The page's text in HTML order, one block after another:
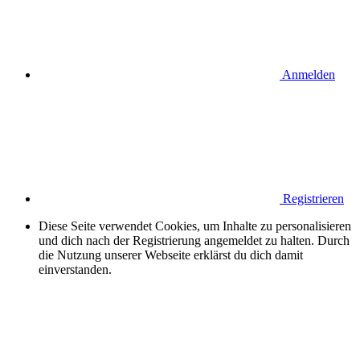
Anmelden
Registrieren
Diese Seite verwendet Cookies, um Inhalte zu personalisieren
und dich nach der Registrierung angemeldet zu halten. Durch
die Nutzung unserer Webseite erklärst du dich damit
einverstanden.